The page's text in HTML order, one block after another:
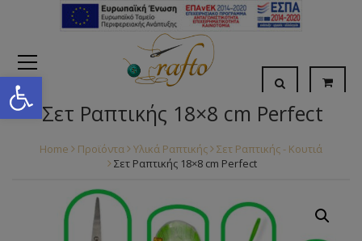
Open toolbar
Σετ Ραπτικής 18×8 cm Perfect
Home Προϊόντα Υλικά Ραπτικής
Σετ Ραπτικής - Κουτιά
Σετ Ραπτικής 18×8 cm Perfect